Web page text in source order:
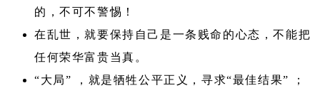
的，不可不警惕！
在乱世，就要保持自己是一条贱命的心态，不能把
任何荣华富贵当真。
“大局” ，就是牺牲公平正义，寻求“最佳结果” ；